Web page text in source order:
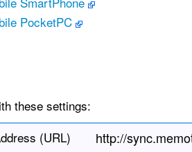
PocketPC
these settings:
(URL)
http://